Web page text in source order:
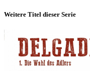
Weitere Titel dieser Serie